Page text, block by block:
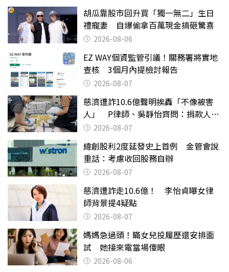
胡瓜靠股市回升買「獨一無二」生日
禮寵妻 自爆偷拿百萬現金搞砸驚喜
2026-08-06
EZ WAY個資監管引議！關務署將實地
查核 3個月內提檢討報告
2026-08-07
慈濟遭詐10.6億聲明挨轟「不像被害
人」 P律師、吳靜怡齊問：捐款人有
權知道真相
2026-08-07
緯創股利2度延發史上首例 金管會說
重話：考慮收回股務自辦
2026-08-07
慈濟遭詐走10.6億！ 李怡貞曝女律
師背景提4疑點
2026-08-07
媽媽急過頭！瞞女兒投履歷還安排面
試 她接來電當場傻眼
2026-08-06